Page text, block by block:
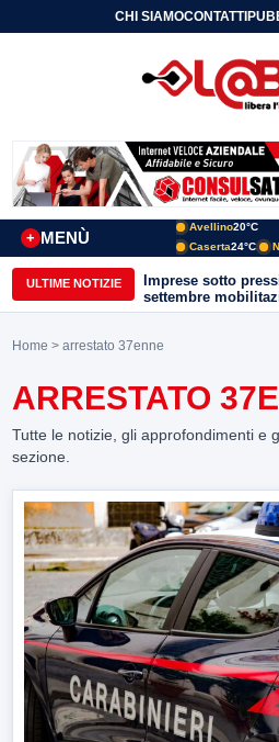
CHI SIAMOCONTATTI
MENÙ
+
Avellino20°C
Caserta24°C
ULTIME NOTIZIE
Imprese sotto
settembre
e Avellino”
Home > arrestato 37enne
ARRESTATO
Tutte le notizie, gli approfondimenti e
sezione.